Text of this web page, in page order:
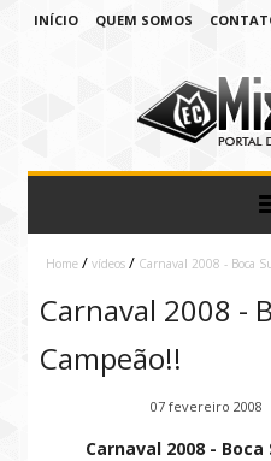
INÍCIO QUEM SOMOS
Home / vídeos / Carnaval 2008 - Boca
Carnaval 2008 -
Campeão!!
07 fevereiro 2008
Carnaval 2008 -